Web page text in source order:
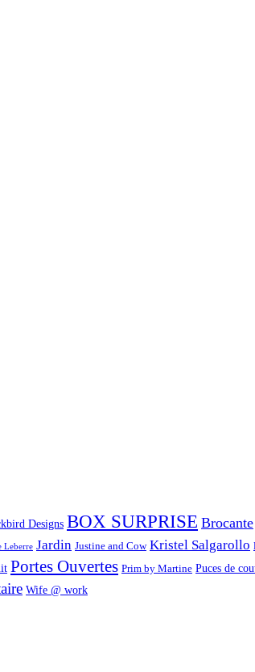
Designs BOX SURPRISE Brocante
Leberre Jardin Justine and Cow Kristel Salgarollo
Portes Ouvertes Prim by Martine Puces de
Wife @ work